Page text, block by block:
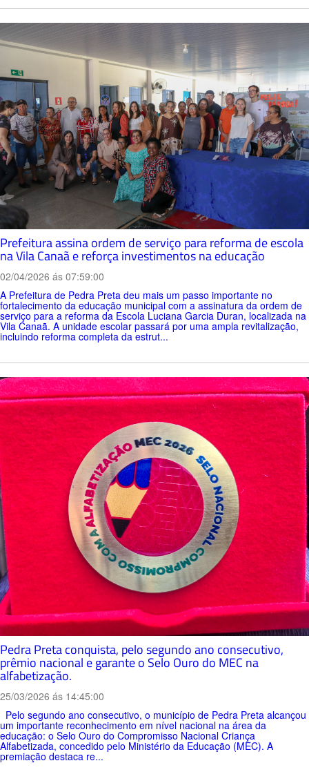
Prefeitura assina ordem de serviço para reforma de escola
na Vila Canaã e reforça investimentos na educação
02/04/2026 ás 07:59:00
A Prefeitura de Pedra Preta deu mais um passo importante no
fortalecimento da educação municipal com a assinatura da ordem de
serviço para a reforma da Escola Luciana Garcia Duran, localizada na
Vila Canaã. A unidade escolar passará por uma ampla revitalização,
incluindo reforma completa da estrut...
Pedra Preta conquista, pelo segundo ano consecutivo,
prêmio nacional e garante o Selo Ouro do MEC na
alfabetização.
25/03/2026 ás 14:45:00
Pelo segundo ano consecutivo, o município de Pedra Preta alcançou
um importante reconhecimento em nível nacional na área da
educação: o Selo Ouro do Compromisso Nacional Criança
Alfabetizada, concedido pelo Ministério da Educação (MEC). A
premiação destaca re...